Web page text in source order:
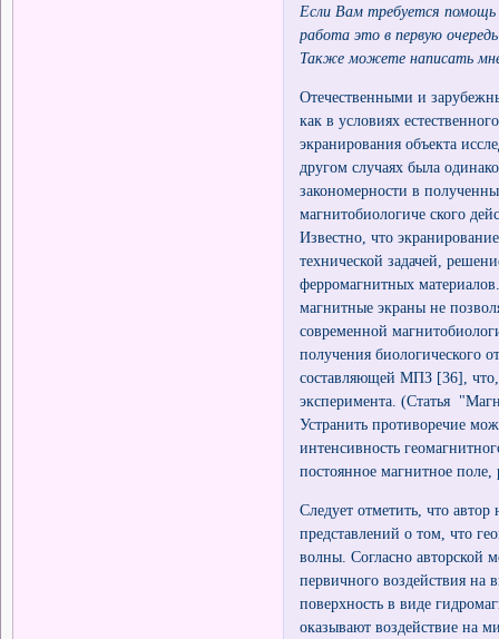
Если Вам требуется помощь
работа это в первую
Также можете написать
Отечественными и
как в условиях
экранирования объекта
другом случаях была
закономерности в
магнитобиологиче ского
Известно, что
технической задачей,
ферромагнитных
магнитные экраны не
современной
получения биологического
составляющей МПЗ [36], что,
эксперимента. (Статья
Устранить противоречие
интенсивность
постоянное магнитное
Следует отметить, что
представлений о том, что
волны. Согласно авторской
первичного воздействия
поверхность в виде
оказывают воздействие на